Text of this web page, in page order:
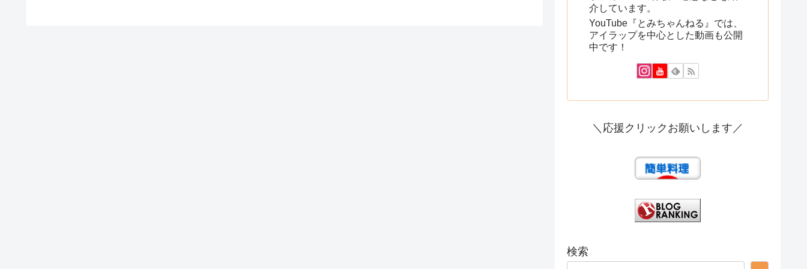
介しています。
YouTube『とみちゃんねる』では、
アイラップを中心とした動画も公開
中です！
＼応援クリックお願いします／
検索